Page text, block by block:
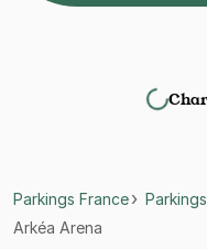
Parkings France
Arkéa Arena